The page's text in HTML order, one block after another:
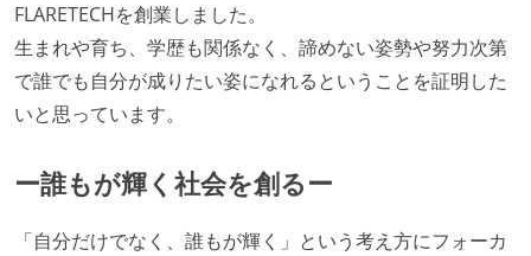
外国籍の開発メンバーがいる
職業安定法に対応する記載事項
受動喫煙防止措置：屋内禁煙
置）
FLARETECHを創業しました。
生まれや育ち、学歴も関係なく、諦めない姿勢や努力次第
で誰でも自分が成りたい姿になれるということを証明した
いと思っています。
ー誰もが輝く社会を創るー
「自分だけでなく、誰もが輝く」という考え方にフォーカ